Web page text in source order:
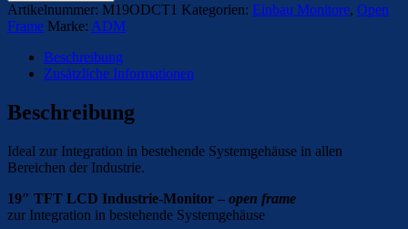
Artikelnummer: M19ODCT1 Kategorien: Einbau Monitore, Open
Frame Marke: ADM
Beschreibung
Zusätzliche Informationen
Beschreibung
Ideal zur Integration in bestehende Systemgehäuse in allen
Bereichen der Industrie.
19″ TFT LCD Industrie-Monitor – open frame
zur Integration in bestehende Systemgehäuse